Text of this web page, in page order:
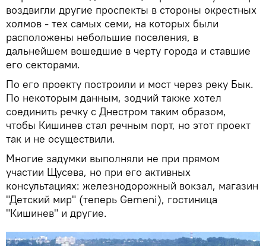
воздвигли другие проспекты в стороны окрестных
холмов - тех самых семи, на которых были
расположены небольшие поселения, в
дальнейшем вошедшие в черту города и ставшие
его секторами.
По его проекту построили и мост через реку Бык.
По некоторым данным, зодчий также хотел
соединить речку с Днестром таким образом,
чтобы Кишинев стал речным порт, но этот проект
так и не осуществили.
Многие задумки выполняли не при прямом
участии Щусева, но при его активных
консультациях: железнодорожный вокзал, магазин
"Детский мир" (теперь Gemeni), гостиница
"Кишинев" и другие.